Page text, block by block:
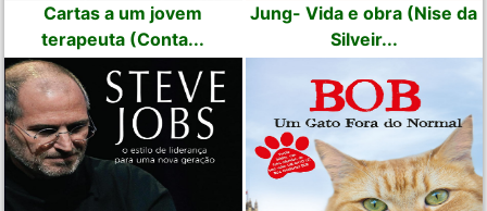
Cartas a um jovem
terapeuta (Conta...
Jung- Vida e obra (Nise da
Silveir...